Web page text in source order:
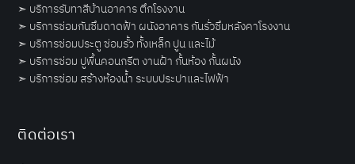
➣ บริการรับทาสีบ้านอาคาร ตึกโรงงาน
➣ บริการซ่อมกันซึมดาดฟ้า ผนังอาคาร กันรั่วซึมหลังคาโรงงาน
➣ บริการซ่อมประตู ซ่อมรั้ว ทั้งเหล็ก ปูน และไม้
➣ บริการซ่อม ปูพื้นคอนกรีต งานฝ้า กั้นห้อง กั้นผนัง
➣ บริการซ่อม สร้างห้องน้ำ ระบบประปาและไฟฟ้า
ติดต่อเรา